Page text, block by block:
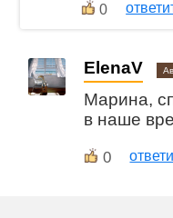
0
ElenaV
Марина,
в наше
0